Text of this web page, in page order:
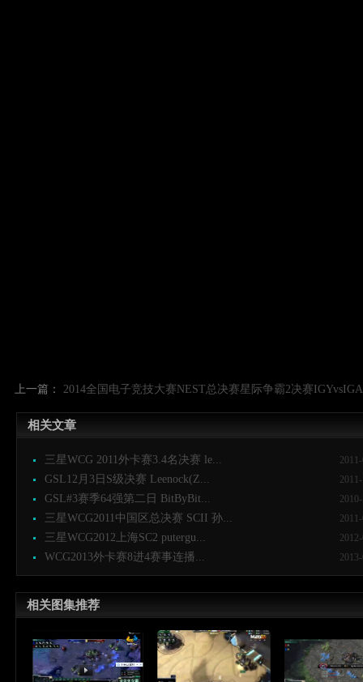
上一篇： 2014全国电子竞技大赛NEST总决赛星际争霸2决赛IGYvsIGA
相关文章
三星WCG 2011外卡赛3.4名决赛 le...
GSL12月3日S级决赛 Leenock(Z...
GSL#3赛季64强第二日 BitByBit...
三星WCG2011中国区总决赛 SCII 孙...
三星WCG2012上海SC2 putergu...
WCG2013外卡赛8进4赛事连播...
相关图集推荐